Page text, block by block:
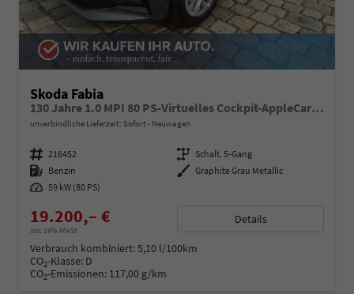
Skoda Fabia
130 Jahre 1.0 MPI 80 PS-Virtuelles Cockpit-AppleCarplay-Android-Auto-LED-Klima-Tempomat-Rückfahrkamera-DAB-SHZ-15" Alu-sofort
unverbindliche Lieferzeit: Sofort Neuwagen
Fahrzeugnummer 216452 Getriebe Schalt. 5-Gang
Kraftstoff Benzin Außenfarbe Graphite Grau Metallic
Leistung 59 kW (80 PS)
19.200,– €
incl. 19% MwSt.
Details
Verbrauch kombiniert:5,10 l/100km
CO2-Klasse: D
CO2-Emissionen: 117,00 g/km